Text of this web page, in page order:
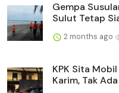
Gempa
Sulut Tetap
2 months ago
KPK Sita
Karim, Tak Ada